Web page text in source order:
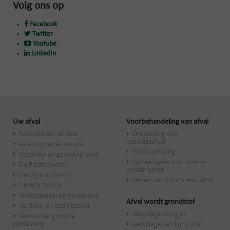
Volg ons op
Facebook
Twitter
Youtube
LinkedIn
Uw afval
Rolcontainer service
Afzetcontainer service
Bijzonder en gevaarlijk afval
De Plastic Switch
De Organic Switch
De KGA Switch
Professioneel containerpark
Kantoor- en bedrijfsafval
Semi-ondergrondse
containers
Voorbehandeling van afval
Ontpakking van
voedingsafval
PMD-sortering
Sorteerlijnen voor diverse
afvalstromen
Persen van volumineus afval
Afval wordt grondstof
Recyclage van glas
Recyclage van kunststof